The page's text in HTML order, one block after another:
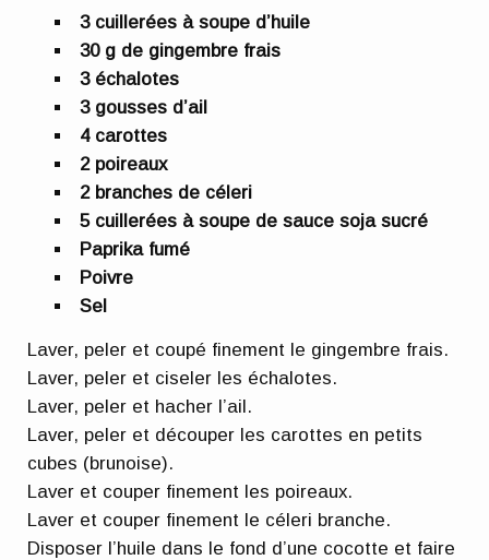
3 cuillerées à soupe d’huile
30 g de gingembre frais
3 échalotes
3 gousses d’ail
4 carottes
2 poireaux
2 branches de céleri
5 cuillerées à soupe de sauce soja sucré
Paprika fumé
Poivre
Sel
Laver, peler et coupé finement le gingembre frais.
Laver, peler et ciseler les échalotes.
Laver, peler et hacher l’ail.
Laver, peler et découper les carottes en petits
cubes (brunoise).
Laver et couper finement les poireaux.
Laver et couper finement le céleri branche.
Disposer l’huile dans le fond d’une cocotte et faire